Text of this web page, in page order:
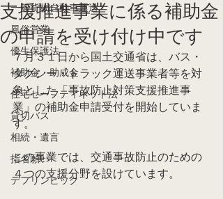
一般貨物自動車運送
風俗営業
優生保護法
補助金・助成金
住宅セーフティネット法
貸切バス
相続・遺言
指名願い
デフリンピック
支援推進事業に係る補助金
の申請を受け付け中です
７月３１日から国土交通省は、バス・
タクシー・トラック運送事業者等を対
象とした「事故防止対策支援推進事
業」の補助金申請受付を開始していま
す。
この事業では、交通事故防止のための
４つの支援分野を設けています。